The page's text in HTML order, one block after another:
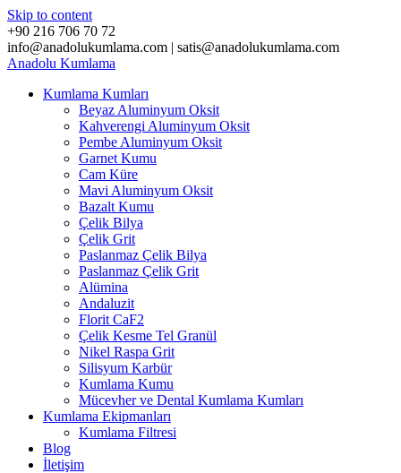
Skip to content
+90 216 706 70 72
info@anadolukumlama.com | satis@anadolukumlama.com
Anadolu Kumlama
Kumlama Kumları
Beyaz Aluminyum Oksit
Kahverengi Aluminyum Oksit
Pembe Aluminyum Oksit
Garnet Kumu
Cam Küre
Mavi Aluminyum Oksit
Bazalt Kumu
Çelik Bilya
Çelik Grit
Paslanmaz Çelik Bilya
Paslanmaz Çelik Grit
Alümina
Andaluzit
Florit CaF2
Çelik Kesme Tel Granül
Nikel Raspa Grit
Silisyum Karbür
Kumlama Kumu
Mücevher ve Dental Kumlama Kumları
Kumlama Ekipmanları
Kumlama Filtresi
Blog
İletişim